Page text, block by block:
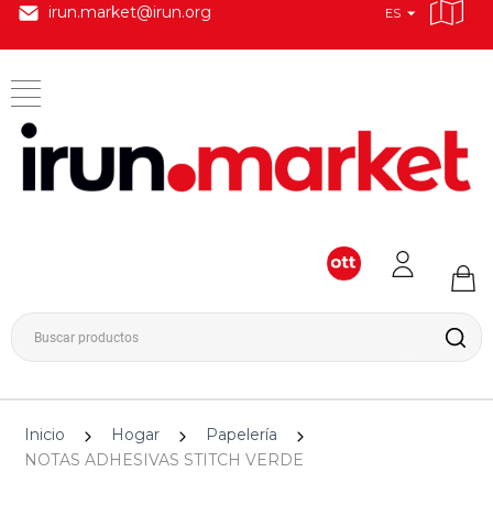
irun.market@irun.org ES
Inicio Hogar
Papelería
NOTAS ADHESIVAS STITCH VERDE